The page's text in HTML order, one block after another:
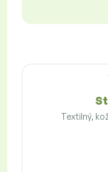
Textilný,